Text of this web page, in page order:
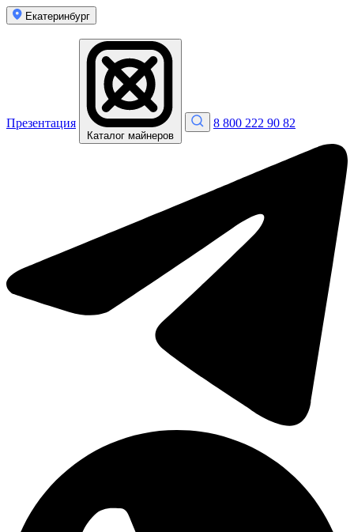
Екатеринбург
Презентация
Каталог майнеров
8 800 222 90 82